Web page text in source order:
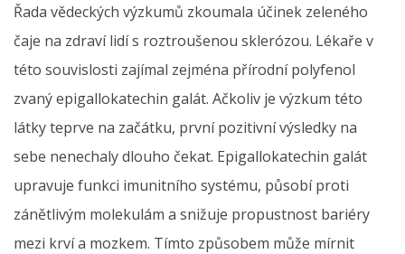
Řada vědeckých výzkumů zkoumala účinek zeleného
čaje na zdraví lidí s roztroušenou sklerózou. Lékaře v
této souvislosti zajímal zejména přírodní polyfenol
zvaný epigallokatechin galát. Ačkoliv je výzkum této
látky teprve na začátku, první pozitivní výsledky na
sebe nenechaly dlouho čekat. Epigallokatechin galát
upravuje funkci imunitního systému, působí proti
zánětlivým molekulám a snižuje propustnost bariéry
mezi krví a mozkem. Tímto způsobem může mírnit